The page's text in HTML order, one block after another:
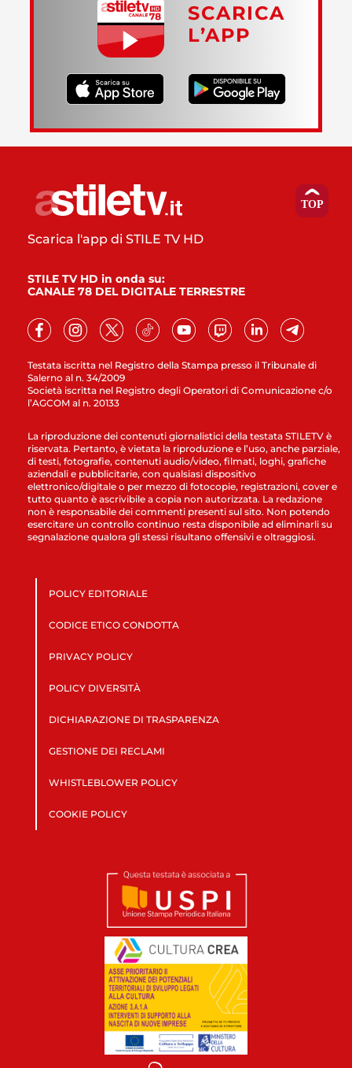
SCARICA
L’APP
Testata iscritta nel Registro della Stampa presso il Tribunale di
Salerno al n. 34/2009
Società iscritta nel Registro degli Operatori di Comunicazione c/o
l’AGCOM al n. 20133
Scarica l'app di STILE TV HD
STILE TV HD in onda su:
CANALE 78 DEL DIGITALE TERRESTRE
La riproduzione dei contenuti giornalistici della testata STILETV è
riservata. Pertanto, è vietata la riproduzione e l’uso, anche parziale,
di testi, fotografie, contenuti audio/video, filmati, loghi, grafiche
aziendali e pubblicitarie, con qualsiasi dispositivo
elettronico/digitale o per mezzo di fotocopie, registrazioni, cover e
tutto quanto è ascrivibile a copia non autorizzata. La redazione
non è responsabile dei commenti presenti sul sito. Non potendo
esercitare un controllo continuo resta disponibile ad eliminarli su
segnalazione qualora gli stessi risultano offensivi e oltraggiosi.
POLICY EDITORIALE
CODICE ETICO CONDOTTA
PRIVACY POLICY
POLICY DIVERSITÀ
DICHIARAZIONE DI TRASPARENZA
GESTIONE DEI RECLAMI
WHISTLEBLOWER POLICY
COOKIE POLICY